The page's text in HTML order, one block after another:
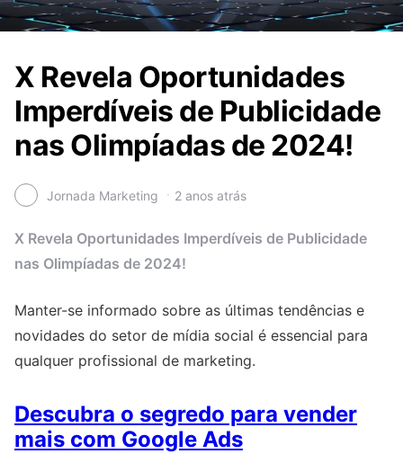
X Revela Oportunidades
Imperdíveis de Publicidade
nas Olimpíadas de 2024!
Jornada Marketing 2 anos atrás
X Revela Oportunidades Imperdíveis de Publicidade
nas Olimpíadas de 2024!
Manter-se informado sobre as últimas tendências e
novidades do setor de mídia social é essencial para
qualquer profissional de marketing.
Descubra o segredo para vender
mais com Google Ads